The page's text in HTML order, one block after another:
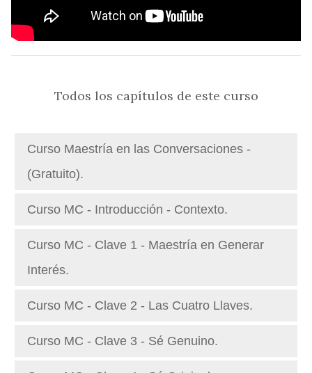
Todos los capítulos de este curso
Curso Maestría en las Conversaciones -
(Gratuito).
Curso MC - Introducción - Contexto.
Curso MC - Clave 1 - Maestría en Generar
Interés.
Curso MC - Clave 2 - Las Cuatro Llaves.
Curso MC - Clave 3 - Sé Genuino.